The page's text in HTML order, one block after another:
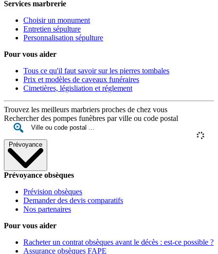
Services marbrerie
Choisir un monument
Entretien sépulture
Personnalisation sépulture
Pour vous aider
Tous ce qu'il faut savoir sur les pierres tombales
Prix et modèles de caveaux funéraires
Cimetières, législiation et réglement
Trouvez les meilleurs marbriers proches de chez vous
Rechercher des pompes funèbres par ville ou code postal
Prévoyance
Prévoyance obsèques
Prévision obsèques
Demander des devis comparatifs
Nos partenaires
Pour vous aider
Racheter un contrat obsèques avant le décès : est-ce possible ?
Assurance obsèques FAPE